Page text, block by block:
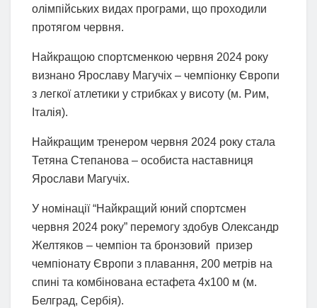
олімпійських видах програми, що проходили
протягом червня.
Найкращою спортсменкою червня 2024 року
визнано Ярославу Магучіх – чемпіонку Європи
з легкої атлетики у стрибках у висоту (м. Рим,
Італія).
Найкращим тренером червня 2024 року стала
Тетяна Степанова – особиста наставниця
Ярослави Магучіх.
У номінації “Найкращий юний спортсмен
червня 2024 року” перемогу здобув Олександр
Желтяков – чемпіон та бронзовий призер
чемпіонату Європи з плавання, 200 метрів на
спині та комбінована естафета 4х100 м (м.
Белград, Сербія).